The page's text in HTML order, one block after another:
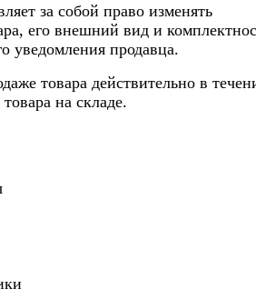
за собой право изменять
его внешний вид и
уведомления продавца.
товара действительно в
на складе.